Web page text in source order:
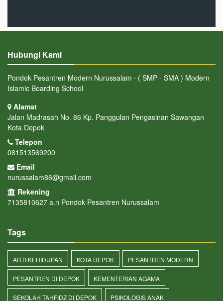
Hubungi Kami
Pondok Pesantren Modern Nurussalam ⋅ ( SMP - SMA ) Modern
Islamic Boarding School
Alamat
Jalan Madrasah No. 86 Kp. Panggulan Pengasinan Sawangan
Kota Depok
Telepon
081513569200
Email
nurussalam86@gmail.com
Rekening
7135810627 a.n Pondok Pesantren Nurussalam
Tags
ARTI KEHIDUPAN KOTA DEPOK PESANTREN MODERN
PESANTREN DI DEPOK KEMENTERIAN AGAMA
SEKOLAH TAHFIDZ DI DEPOK PSIKOLOGIS ANAK